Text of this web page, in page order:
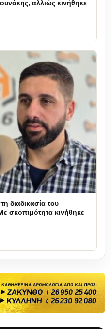
αλλιώς κινήθηκε
διαδικασία του
σκοπιμότητα κινήθηκε